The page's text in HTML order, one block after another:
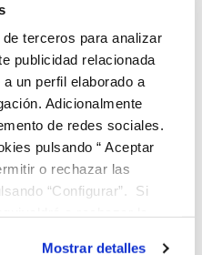
terceros para analizar
publicidad relacionada
un perfil elaborado a
Adicionalmente
de redes sociales.
pulsando “ Aceptar
o rechazar las
“Configurar”. Si
Mostrar detalles
para potenciar el